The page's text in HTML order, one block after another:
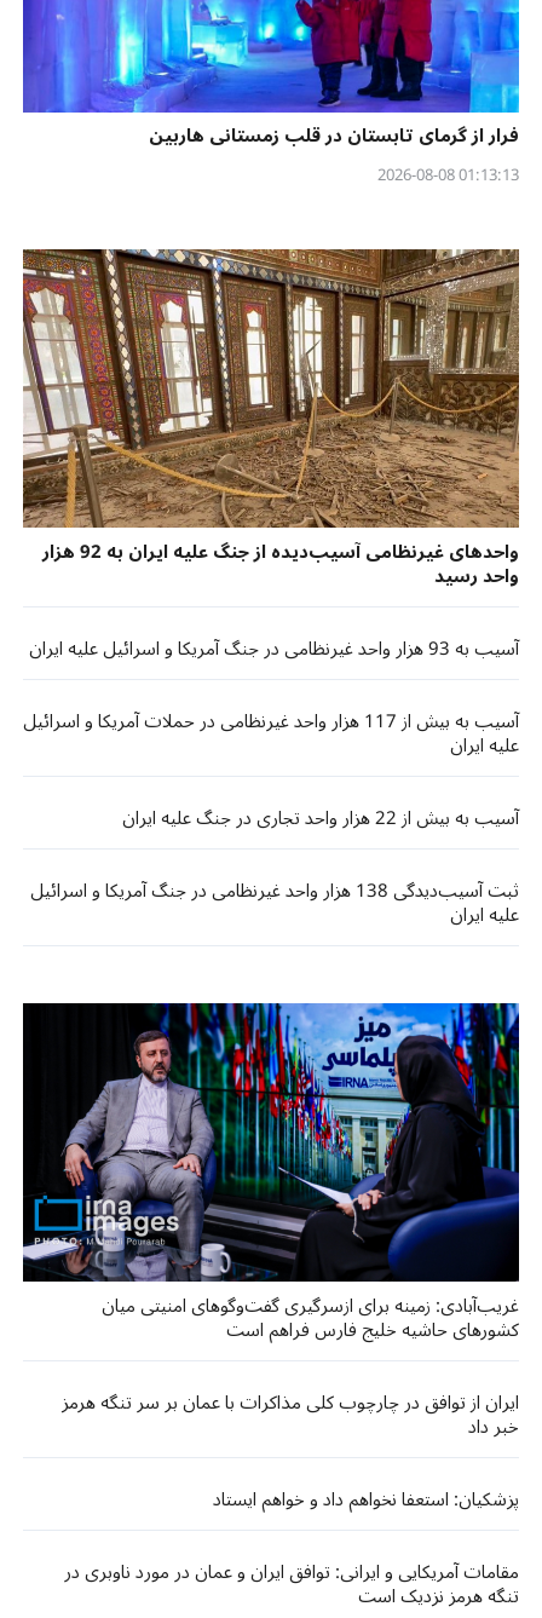
فرار از گرمای تابستان در قلب زمستانی هاربین
01:13:13 2026-08-08
واحدهای غیرنظامی آسیب‌دیده از جنگ علیه ایران به 92 هزار
واحد رسید
آسیب به 93 هزار واحد غیرنظامی در جنگ آمریکا و اسرائیل علیه ایران
آسیب به بیش از 117 هزار واحد غیرنظامی در حملات آمریکا و اسرائیل
علیه ایران
آسیب به بیش از 22 هزار واحد تجاری در جنگ علیه ایران
ثبت آسیب‌دیدگی 138 هزار واحد غیرنظامی در جنگ آمریکا و اسرائیل
علیه ایران
غریب‌آبادی: زمینه برای ازسرگیری گفت‌وگوهای امنیتی میان
کشورهای حاشیه خلیج فارس فراهم است
ایران از توافق در چارچوب کلی مذاکرات با عمان بر سر تنگه هرمز
خبر داد
پزشکیان: استعفا نخواهم داد و خواهم ایستاد
مقامات آمریکایی و ایرانی: توافق ایران و عمان در مورد ناوبری در
تنگه هرمز نزدیک است